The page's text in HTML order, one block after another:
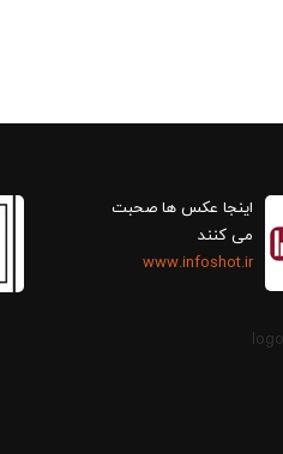
اینجا عکس ها صحبت
می کنند
www.infoshot.ir